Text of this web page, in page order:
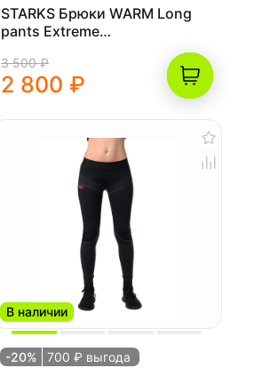
STARKS Брюки WARM Long
pants Extreme
3 500 ₽
2 800 ₽
В наличии
-20% 700 ₽ выгода